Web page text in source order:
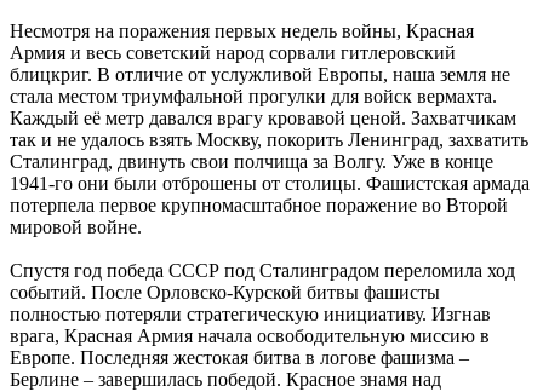
Несмотря на поражения первых недель войны, Красная
Армия и весь советский народ сорвали гитлеровский
блицкриг. В отличие от услужливой Европы, наша земля не
стала местом триумфальной прогулки для войск вермахта.
Каждый её метр давался врагу кровавой ценой. Захватчикам
так и не удалось взять Москву, покорить Ленинград, захватить
Сталинград, двинуть свои полчища за Волгу. Уже в конце
1941-го они были отброшены от столицы. Фашистская армада
потерпела первое крупномасштабное поражение во Второй
мировой войне.
Спустя год победа СССР под Сталинградом переломила ход
событий. После Орловско-Курской битвы фашисты
полностью потеряли стратегическую инициативу. Изгнав
врага, Красная Армия начала освободительную миссию в
Европе. Последняя жестокая битва в логове фашизма –
Берлине – завершилась победой. Красное знамя над